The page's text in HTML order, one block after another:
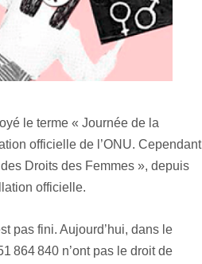
le terme « Journée de la
officielle de l’ONU. Cependant
Droits des Femmes », depuis
officielle.
pas fini. Aujourd’hui, dans le
864 840 n’ont pas le droit de